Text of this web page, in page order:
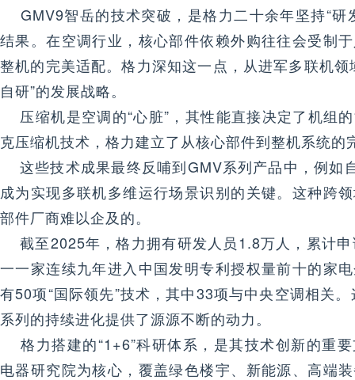
GMV9智岳的技术突破，是格力二十余年坚持“研
结果。在空调行业，核心部件依赖外购往往会受制
整机的完美适配。格力深知这一点，从进军多联机领
自研”的发展战略。
压缩机是空调的“心脏”，其性能直接决定了机组
克压缩机技术，格力建立了从核心部件到整机系统的
这些技术成果最终反哺到GMV系列产品中，例如
成为实现多联机多维运行场景识别的关键。这种跨
部件厂商难以企及的。
截至2025年，格力拥有研发人员1.8万人，累计
一一家连续九年进入中国发明专利授权量前十的家
有50项“国际领先”技术，其中33项与中央空调相关
系列的持续进化提供了源源不断的动力。
格力搭建的“1+6”科研体系，是其技术创新的重
电器研究院为核心，覆盖绿色楼宇、新能源、高端